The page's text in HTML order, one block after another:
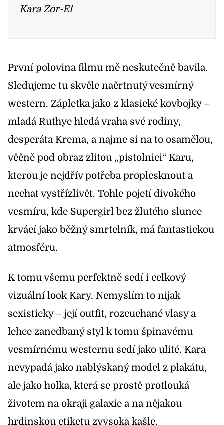
Kara Zor-El
První polovina filmu mě neskutečně bavila.
Sledujeme tu skvěle načrtnutý vesmírný
western. Zápletka jako z klasické kovbojky –
mladá Ruthye hledá vraha své rodiny,
desperáta Krema, a najme si na to osamělou,
věčně pod obraz zlitou „pistolnici“ Karu,
kterou je nejdřív potřeba proplesknout a
nechat vystřízlivět. Tohle pojetí divokého
vesmíru, kde Supergirl bez žlutého slunce
krvácí jako běžný smrtelník, má fantastickou
atmosféru.
K tomu všemu perfektně sedí i celkový
vizuální look Kary. Nemyslím to nijak
sexisticky – její outfit, rozcuchané vlasy a
lehce zanedbaný styl k tomu špinavému
vesmírnému westernu sedí jako ulité. Kara
nevypadá jako nablýskaný model z plakátu,
ale jako holka, která se prostě protlouká
životem na okraji galaxie a na nějakou
hrdinskou etiketu zvysoka kašle.